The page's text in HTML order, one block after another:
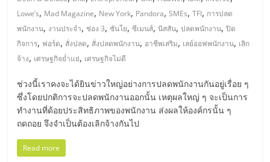
มอี
ไทย,
SMEs,
แฟ
Lowe’s, Mad Magazine, New York, Pandora,SMEs,TFI, การปลด
พนักงาน, งานประจำ, ช่อง 3,ซันโย,ซีเมนส์,นิสสัน,ปลดพนักงาน,ปิด
กิจการ, ฟอร์ด, สั่งปลด, สั่งปลดพนักงาน, อาชีพเสริม, เลย์ออฟพนักงาน, เลิก
จ้าง, เศรษฐกิจย่ำแย่, เศรษฐกิจไม่ดี
ช่วงนี้เราคงจะได้ยินข่าวใหญ่อย่างการปลดพนักงานกันอยู่เรื่อย ๆ
ซึ่งโดยปกติการจะปลดพนักงานออกนั้น เหตุผลใหญ่ ๆ จะเป็นการ
ทำงานที่ด้อยประสิทธิภาพของพนักงาน ส่งผลให้องค์กรนั้น ๆ
ถดถอย จึงจำเป็นต้องเลิกจ้างกันไป
Read more